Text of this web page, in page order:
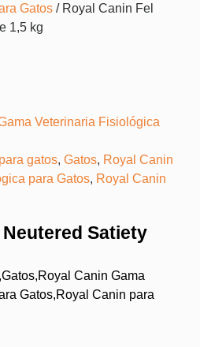
Gatos / Royal Canin Fel
1,5 kg
Veterinaria Fisiológica
gatos, Gatos, Royal Canin
para Gatos, Royal Canin
Satiety
,Gatos,Royal Canin Gama
Gatos,Royal Canin para